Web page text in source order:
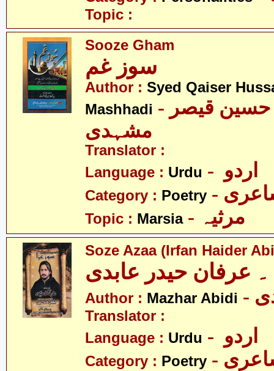
Topic :
Sooze Gham
Author : Syed Qaiser
Mashhadi - سیّد قیصر حسین قیصر
مشہدی
Translator :
Language : Urdu
Category : Poetry
Topic : Marsia
Soze Azaa (Irfan Haider
عرفان حیدر عابدی
Author : Mazhar Abidi
Translator :
Language : Urdu
Category : Poetry